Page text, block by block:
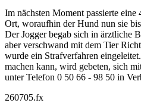
Im nächsten Moment passierte
Ort, woraufhin der Hund nun sie
Der Jogger begab sich in ärztliche
aber verschwand mit dem Tier
wurde ein Strafverfahren
machen kann, wird gebeten, sich
unter Telefon 0 50 66 - 98 50 in
260705.fx